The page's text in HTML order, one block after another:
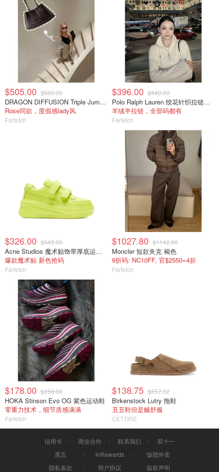
$505.00 $580.00
DRAGON DIFFUSION Triple Jump 编织皮质手提包 小号 黑色
Rose同款，度假感lady风
Farfetch
$396.00 $440.00
Polo Ralph Lauren 绞花针织拉链领毛衣
羊绒半拉链，全部码都有
Farfetch
$326.00 $543.00
Acne Studios 魔术贴饰带厚底运动鞋
爆款魔术贴 新色抢码
Farfetch
$1027.80 $1142.00
Moncler 短款夹克 褐色
9折码: NC10FF, 官$2550=4折
Farfetch
$178.00 $258.00
HOKA Stinson Evo OG 紫色运动鞋
零重力技术，细节质感满满
Farfetch
$138.75 $257.32
Birkenstock Lutry 拖鞋
丑丑鞋但是贼舒服
CETTIRE
信用卡 商业合作 联系我们
双十一
黑五
InRewards
饭团外卖
隐私条款
用户协议 版权声明